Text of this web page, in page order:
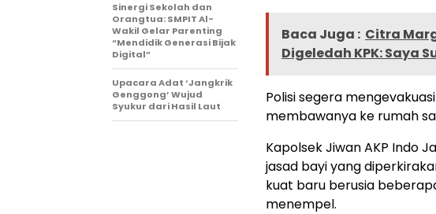
Baca Juga : Citra
Digeledah KPK: Saya
Polisi segera
membawanya ke rumah
Kapolsek Jiwan AKP Indo
jasad bayi yang
kuat baru berusia
menempel.
Sinergi Sekolah dan
Orangtua: SMPIT Al-
Wakil Gelar Parenting
“Mendidik Generasi Bijak
Digital”
Upacara Adat ‘Jangkrik
Genggong’ Wujud
Syukur dari Hasil Laut